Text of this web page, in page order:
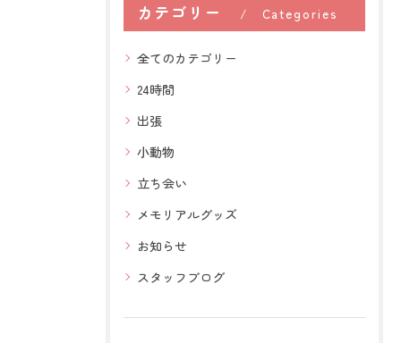
カテゴリー Categories
全てのカテゴリー
24時間
出張
小動物
立ち会い
メモリアルグッズ
お知らせ
スタッフブログ